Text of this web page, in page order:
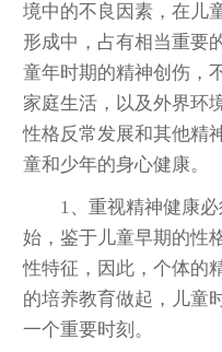
境中的不良因素，在儿
形成中，占有相当重要
童年时期的精神创伤，
家庭生活，以及外界环
性格反常发展和其他精
童和少年的身心健康。
1、重视精神健康
始，鉴于儿童早期的性
性特征，因此，个体的
的培养教育做起，儿童
一个重要时刻。